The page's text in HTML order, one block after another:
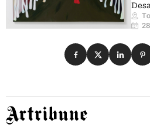
Condividi su
Condividi su
Artribune